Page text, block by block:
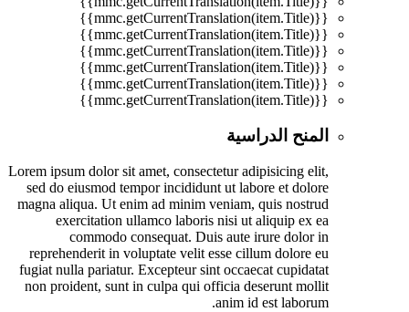
{{mmc.getCurrentTranslation(item.Title)}}
{{mmc.getCurrentTranslation(item.Title)}}
{{mmc.getCurrentTranslation(item.Title)}}
{{mmc.getCurrentTranslation(item.Title)}}
{{mmc.getCurrentTranslation(item.Title)}}
{{mmc.getCurrentTranslation(item.Title)}}
المنح الدراسية
Lorem ipsum dolor sit amet, consectetur adipisicing elit,
sed do eiusmod tempor incididunt ut labore et dolore
magna aliqua. Ut enim ad minim veniam, quis nostrud
exercitation ullamco laboris nisi ut aliquip ex ea
commodo consequat. Duis aute irure dolor in
reprehenderit in voluptate velit esse cillum dolore eu
fugiat nulla pariatur. Excepteur sint occaecat cupidatat
non proident, sunt in culpa qui officia deserunt mollit
anim id est laborum.